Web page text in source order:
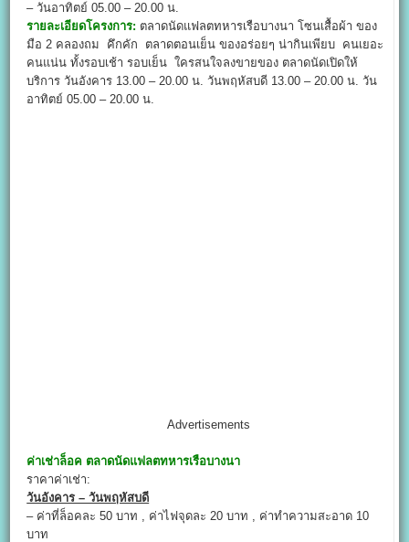
– วันอาทิตย์ 05.00 – 20.00 น.
รายละเอียดโครงการ: ตลาดนัดแฟลตทหารเรือบางนา โซนเสื้อผ้า ของ
มือ 2 คลองถม คึกคัก ตลาดตอนเย็น ของอร่อยๆ น่ากินเพียบ คนเยอะ
คนแน่น ทั้งรอบเช้า รอบเย็น ใครสนใจลงขายของ ตลาดนัดเปิดให้
บริการ วันอังคาร 13.00 – 20.00 น. วันพฤหัสบดี 13.00 – 20.00 น. วัน
อาทิตย์ 05.00 – 20.00 น.
Advertisements
ค่าเช่าล็อค ตลาดนัดแฟลตทหารเรือบางนา
ราคาค่าเช่า:
วันอังคาร – วันพฤหัสบดี
– ค่าที่ล็อคละ 50 บาท , ค่าไฟจุดละ 20 บาท , ค่าทำความสะอาด 10
บาท